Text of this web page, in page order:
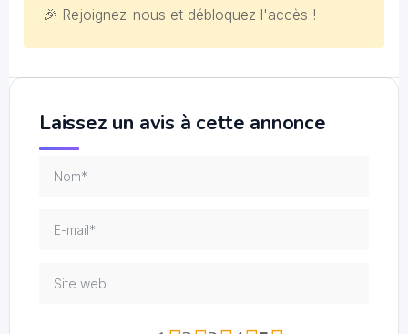
🎉 Rejoignez-nous et débloquez l'accès !
Laissez un avis à cette annonce